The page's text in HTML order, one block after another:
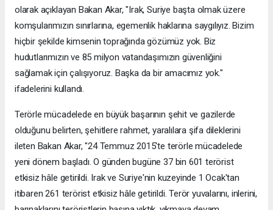
olarak açıklayan Bakan Akar, "Irak, Suriye başta olmak üzere
komşularımızın sınırlarına, egemenlik haklarına saygılıyız. Bizim
hiçbir şekilde kimsenin toprağında gözümüz yok. Biz
hudutlarımızın ve 85 milyon vatandaşımızın güvenliğini
sağlamak için çalışıyoruz. Başka da bir amacımız yok."
ifadelerini kullandı.
Terörle mücadelede en büyük başarının şehit ve gazilerde
olduğunu belirten, şehitlere rahmet, yaralılara şifa dileklerini
ileten Bakan Akar, "24 Temmuz 2015'te terörle mücadelede
yeni dönem başladı. O günden bugüne 37 bin 601 terörist
etkisiz hâle getirildi. Irak ve Suriye'nin kuzeyinde 1 Ocak'tan
itibaren 261 terörist etkisiz hâle getirildi. Terör yuvalarını, inlerini,